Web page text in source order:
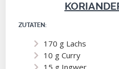
ZUTATEN:
170 g Lachs
10 g Curry
15 g Ingwer